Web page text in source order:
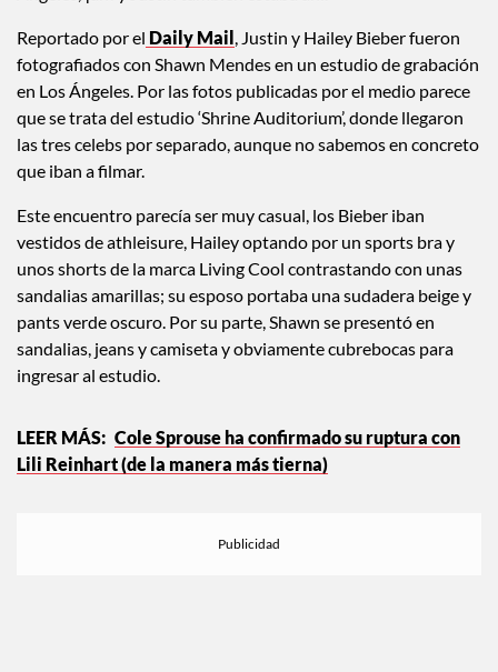
Reportado por elDaily Mail, Justin y Hailey Bieber fueron
fotografiados con Shawn Mendes en un estudio de grabación
en Los Ángeles. Por las fotos publicadas por el medio parece
que se trata del estudio ‘Shrine Auditorium’, donde llegaron
las tres celebs por separado, aunque no sabemos en concreto
Este encuentro parecía ser muy casual, los Bieber iban
vestidos de athleisure, Hailey optando por un sports bra y
unos shorts de la marca Living Cool contrastando con unas
sandalias amarillas; su esposo portaba una sudadera beige y
pants verde oscuro. Por su parte, Shawn se presentó en
sandalias, jeans y camiseta y obviamente cubrebocas para
Cole Sprouse ha confirmado su ruptura con